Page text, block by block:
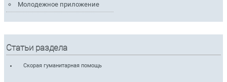
Молодежное приложение
Статьи раздела
Скорая гуманитарная помощь